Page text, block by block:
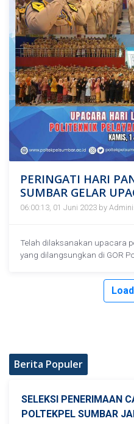
PERINGATI HARI
SUMBAR GELAR
06:00:13, 01 Juni 2023 by
Telah dilaksanakan upacara
yang dilangsungkan di GOR
Berita Populer
SELEKSI PENERIMAAN
POLTEKPEL SUMBAR